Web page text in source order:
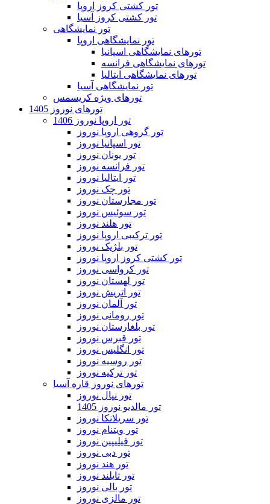
تور کشتی کروز اروپا
تور کشتی کروز آسیا
تور نمایشگاهی
تور نمایشگاهی اروپا
تورهای نمایشگاهی اسپانیا
تورهای نمایشگاهی فرانسه
تورهای نمایشگاهی ایتالیا
تور نمایشگاهی آسیا
تورهای ویژه کریسمس
تورهای نوروز 1405
تور اروپا نوروز 1406
تور گروهی اروپا نوروز
تور اسپانیا نوروز
تور یونان نوروز
تور فرانسه نوروز
تور ایتالیا نوروز
تور چک نوروز
تور مجارستان نوروز
تور سوئیس نوروز
تور هلند نوروز
تور ترکیبی اروپا نوروز
تور بلژیک نوروز
تور کشتی کروز اروپا نوروز
تور کرواسی نوروز
تور لهستان نوروز
تور اتریش نوروز
تور آلمان نوروز
تور رومانی نوروز
تور بلغارستان نوروز
تور قبرس نوروز
تور انگلیس نوروز
تور روسیه نوروز
تور ترکیه نوروز
تورهای نوروز قاره آسیا
تور نپال نوروز
تور مالدیو نوروز 1405
تور سریلانکا نوروز
تور ویتنام نوروز
تور فیلیپین نوروز
تور دبی نوروز
تور هند نوروز
تور تایلند نوروز
تور بالی نوروز
تور مالزی نوروز